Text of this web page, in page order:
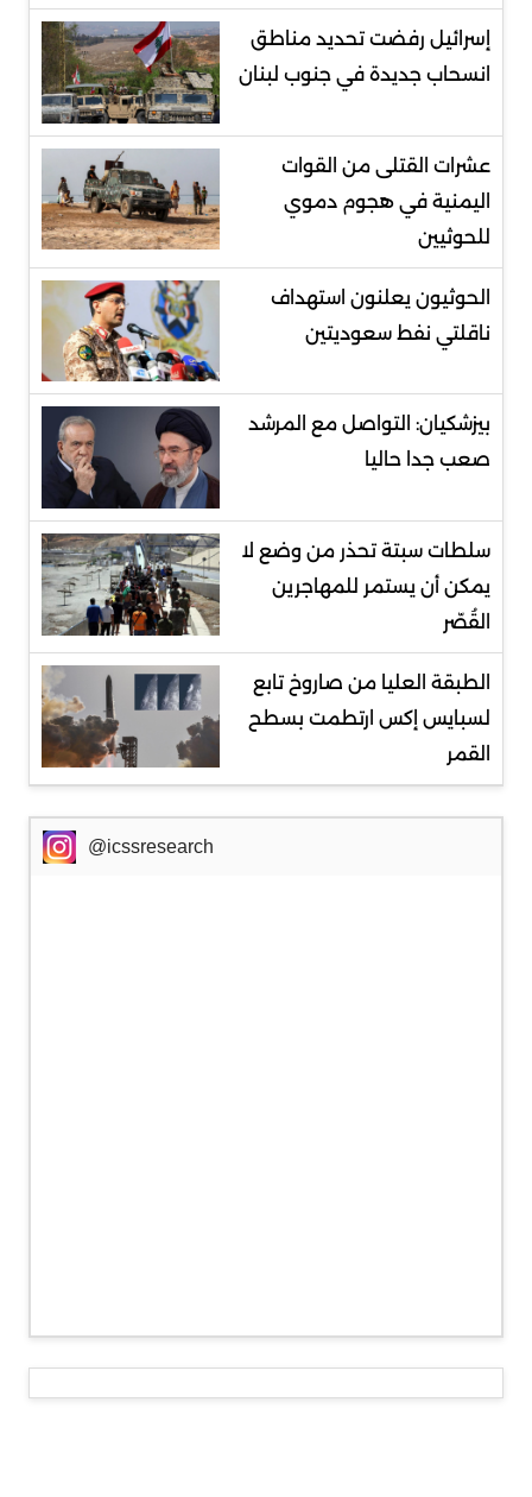
إسرائيل رفضت تحديد مناطق
انسحاب جديدة في جنوب لبنان
عشرات القتلى من القوات
اليمنية في هجوم دموي
للحوثيين
الحوثيون يعلنون استهداف
ناقلتي نفط سعوديتين
بيزشكيان: التواصل مع المرشد
صعب جدا حاليا
سلطات سبتة تحذر من وضع لا
يمكن أن يستمر للمهاجرين
القُصّر
الطبقة العليا من صاروخ تابع
لسبايس إكس ارتطمت بسطح
القمر
@icssresearch